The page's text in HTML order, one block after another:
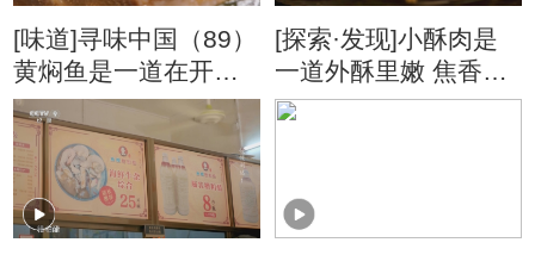
[味道]寻味中国（89）
黄焖鱼是一道在开封
当地家喻户晓的小吃
[探索·发现]小酥肉是
一道外酥里嫩 焦香脆
口的小吃